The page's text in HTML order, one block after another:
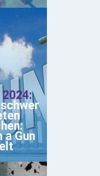
a Gun